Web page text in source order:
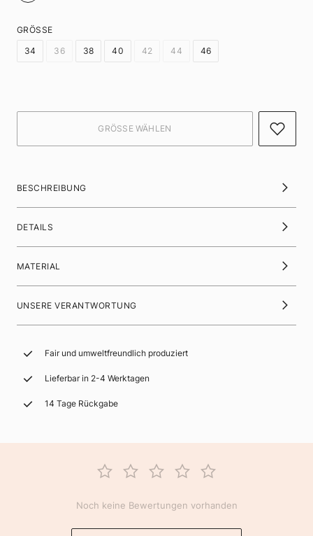
GRÖSSE
34
36 38 40 42 44 46
BESCHREIBUNG
DETAILS
MATERIAL
UNSERE VERANTWORTUNG
Fair und umweltfreundlich produziert
Lieferbar in 2-4 Werktagen
14 Tage Rückgabe
Noch keine Bewertungen vorhanden